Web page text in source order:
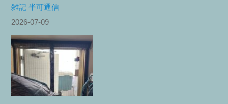
雑記 半可通信
2026-07-09